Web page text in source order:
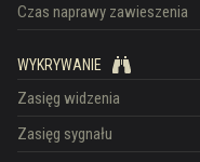
Czas naprawy zawieszenia
WYKRYWANIE
Zasięg widzenia
Zasięg sygnału